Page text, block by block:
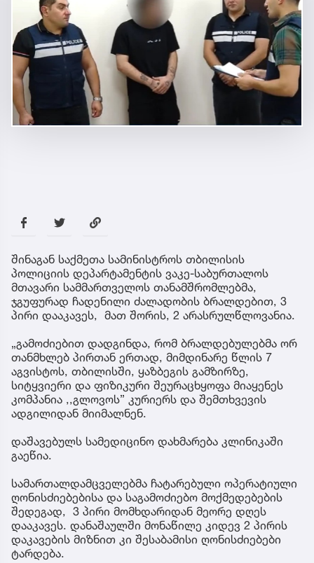
შინაგან საქმეთა სამინისტროს თბილისის
პოლიციის დეპარტამენტის ვაკე-საბურთალოს
მთავარი სამმართველოს თანამშრომლებმა,
ჯგუფურად ჩადენილი ძალადობის ბრალდებით, 3
პირი დააკავეს, მათ შორის, 2 არასრულწლოვანია.
„გამოძიებით დადგინდა, რომ ბრალდებულებმა ორ
თანმხლებ პირთან ერთად, მიმდინარე წლის 7
აგვისტოს, თბილისში, ყაზბეგის გამზირზე,
სიტყვიერი და ფიზიკური შეურაცხყოფა მიაყენეს
კომპანია ,,გლოვოს” კურიერს და შემთხვევის
ადგილიდან მიიმალნენ.
დაშავებულს სამედიცინო დახმარება კლინიკაში
გაეწია.
სამართალდამცველებმა ჩატარებული ოპერატიული
ღონისძიებებისა და საგამოძიებო მოქმედებების
შედეგად, 3 პირი მომხდარიდან მეორე დღეს
დააკავეს. დანაშაულში მონაწილე კიდევ 2 პირის
დაკავების მიზნით კი შესაბამისი ღონისძიებები
ტარდება.